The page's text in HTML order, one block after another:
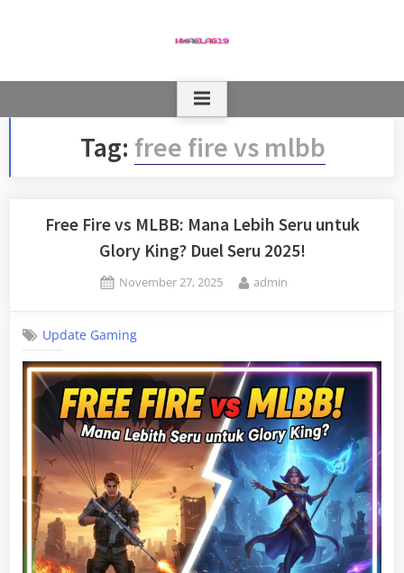
Tag: free fire vs mlbb
Free Fire vs MLBB: Mana Lebih Seru untuk
Glory King? Duel Seru 2025!
Posted
November 27, 2025 By
admin
Update Gaming